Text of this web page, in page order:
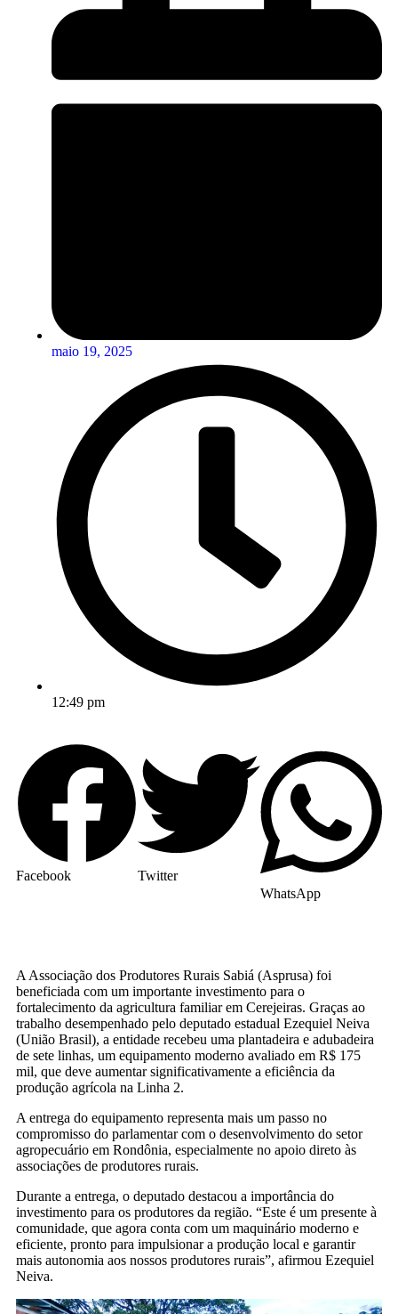
maio 19, 2025
12:49 pm
Facebook
Twitter
WhatsApp
A Associação dos Produtores Rurais Sabiá (Asprusa) foi
beneficiada com um importante investimento para o
fortalecimento da agricultura familiar em Cerejeiras. Graças ao
trabalho desempenhado pelo deputado estadual Ezequiel Neiva
(União Brasil), a entidade recebeu uma plantadeira e adubadeira
de sete linhas, um equipamento moderno avaliado em R$ 175
mil, que deve aumentar significativamente a eficiência da
produção agrícola na Linha 2.
A entrega do equipamento representa mais um passo no
compromisso do parlamentar com o desenvolvimento do setor
agropecuário em Rondônia, especialmente no apoio direto às
associações de produtores rurais.
Durante a entrega, o deputado destacou a importância do
investimento para os produtores da região. “Este é um presente à
comunidade, que agora conta com um maquinário moderno e
eficiente, pronto para impulsionar a produção local e garantir
mais autonomia aos nossos produtores rurais”, afirmou Ezequiel
Neiva.